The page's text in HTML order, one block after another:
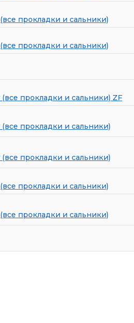
прокладки и сальники)
прокладки и сальники)
прокладки и сальники) ZF
прокладки и сальники)
прокладки и сальники)
прокладки и сальники)
прокладки и сальники)